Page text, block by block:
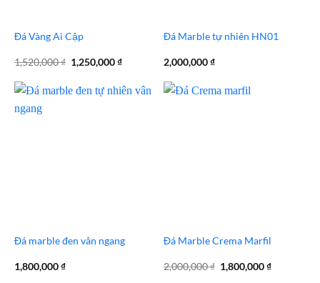
Đá Vàng Ai Cập
1,520,000₫ Giá
gốc
1,520,000 ₫.
1,250,000₫Giá
là:
Đá Marble tự nhiên HN01
2,000,000₫
Đá marble đen vân ngang
1,800,000₫
Đá Marble Crema Marfil
2,000,000₫ Giá
gốc
1,800,000₫Giá